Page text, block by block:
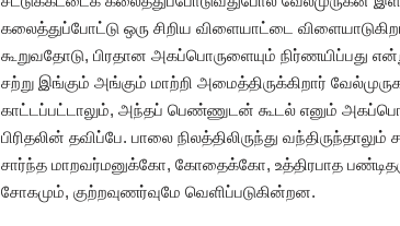
கலைத்துப்போட்டு ஒரு சிறிய விளையாட்டை
கூறுவதோடு, பிரதான அகப்பொருளையும் நிர்ணயிப்பது
சற்று இங்கும் அங்கும் மாற்றி அமைத்திருக்கிறார்
காட்டப்பட்டாலும், அந்தப் பெண்ணுடன் கூடல் எனும்
பிரிதலின் தவிப்பே. பாலை நிலத்திலிருந்து
சார்ந்த மாறவர்மனுக்கோ, கோதைக்கோ, உத்திரபாத
சோகமும், குற்றவுணர்வுமே வெளிப்படுகின்றன.